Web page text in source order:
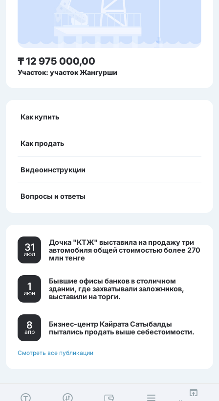
₸ 12 975 000,00
Участок: участок Жангурши
Как купить
Как продать
Видеоинструкции
Вопросы и ответы
31
июл
Дочка "КТЖ" выставила на продажу три
автомобиля общей стоимостью более 270
млн тенге
1
июн
Бывшие офисы банков в столичном
здании, где захватывали заложников,
выставили на торги.
8
апр
Бизнес-центр Кайрата Сатыбалды
пытались продать выше себестоимости.
Смотреть все публикации